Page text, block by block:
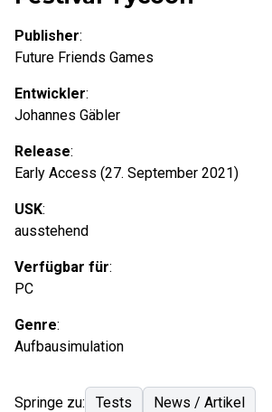
Publisher:
Future Friends Games
Entwickler:
Johannes Gäbler
Release:
Early Access (27. September 2021)
USK:
ausstehend
Verfügbar für:
PC
Genre:
Aufbausimulation
Springe zu: Tests News / Artikel